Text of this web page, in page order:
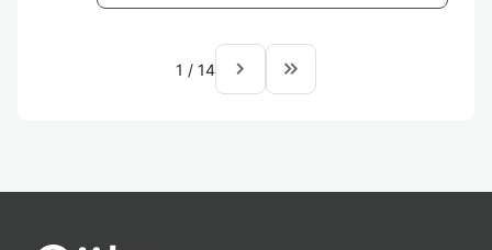
1 / 14 navigate_next keyboard_double_arrow_right